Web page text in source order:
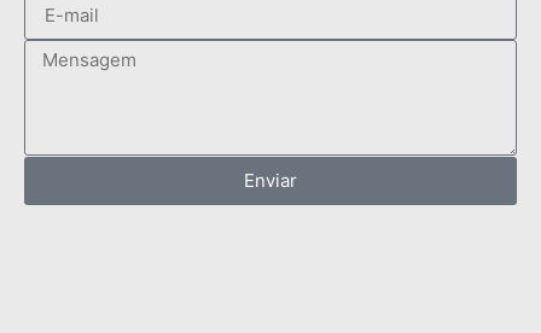
Enviar